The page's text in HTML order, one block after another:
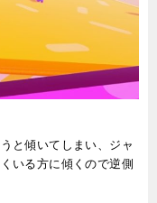
と傾いてしまい、ジャ
いる方に傾くので逆側